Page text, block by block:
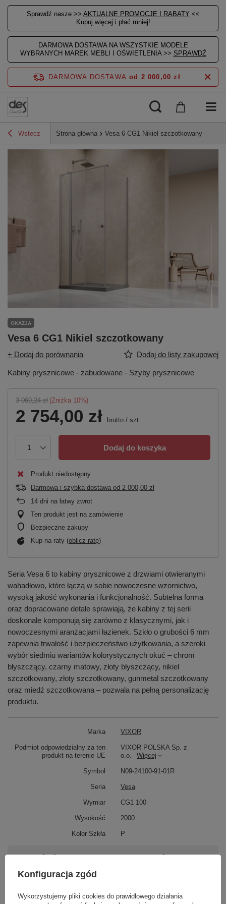
Sprawdź nasze >> AKTUALNE PROMOCJE I RABATY <<
Kupuj więcej i płać mniej!
DARMOWA DOSTAWA NA WSZYSTKIE MODELE
WYBRANYCH MAREK MEBLI I OŚWIETLENIA >> SPRAWDŹ
DARMOWA DOSTAWA od 2 000,00 zł
Wstecz Strona główna Vesa 6 CG1 Nikiel szczotkowany
OKAZJA
Vesa 6 CG1 Nikiel szczotkowany
+ Dodaj do porównania Dodaj do listy zakupowej
Kabiny prysznicowe - zabudowane - Szyby prysznicowe
3 060,24 zł (Zniżka 10%)
2 754,00 zł brutto / szt.
Dodaj do koszyka
Produkt niedostępny
Darmowa i szybka dostawa od 2 000,00 zł
14 dni na łatwy zwrot
Ten produkt jest na zamówienie
Bezpieczne zakupy
Kup na raty (oblicz ratę)
Seria Vesa 6 to kabiny prysznicowe z drzwiami otwieranymi
wahadłowo, które łączą w sobie nowoczesne wzornictwo,
wysoką jakość wykonania i funkcjonalność. Subtelna forma
oraz dopracowane detale sprawiają, że kabiny z tej serii
doskonale komponują się zarówno z klasycznymi, jak i
nowoczesnymi aranżacjami łazienek. Szkło o grubości 6 mm
zapewnia trwałość i bezpieczeństwo użytkowania, a szeroki
wybór siedmiu wariantów kolorystycznych okuć – chrom
błyszczący, czarny matowy, złoty błyszczący, nikiel
szczotkowany, złoty szczotkowany, gunmetal szczotkowany
oraz miedź szczotkowana – pozwala na pełną personalizację
produktu.
Marka VIXOR
Podmiot odpowiedzialny za ten
produkt na terenie UE
VIXOR POLSKA Sp. z
o.o.
Więcej
Symbol N09-24100-91-01R
Seria Vesa
Wymiar CG1 100
Wysokość 2000
Kolor Szkła P
Potrzebujesz pomocy? Masz pytania?
Zadaj pytanie a my odpowiemy niezwłocznie,
najciekawsze pytania i odpowiedzi publikując
Konfiguracja zgód
Wykorzystujemy pliki cookies do prawidłowego działania